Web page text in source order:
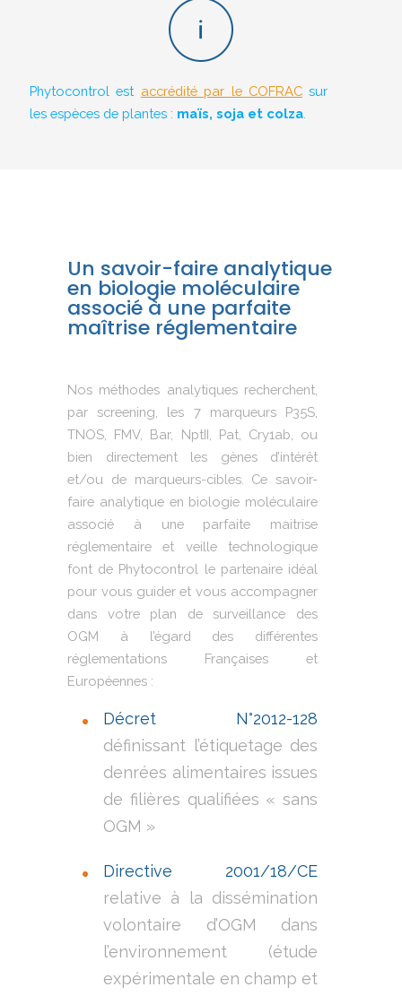
Phytocontrol est accrédité par le COFRACsur
les espèces de plantes : maïs, soja et colza
Un savoir-faire analytique
en biologie moléculaire
associé à une parfaite
maîtrise réglementaire
Nos méthodes analytiques recherchent,
par screening, les 7 marqueurs P35S,
TNOS, FMV, Bar, NptII, Pat, Cry1ab, ou
bien directement les gènes d’intérêt
et/ou de marqueurs-cibles. Ce savoir-
faire analytique en biologie moléculaire
associé à une parfaite maitrise
réglementaire et veille technologique
font de Phytocontrol le partenaire idéal
pour vous guider et vous accompagner
dans votre plan de surveillance des
OGM à l’égard des différentes
réglementations Françaises et
Européennes :
Décret N°2012-128
définissant l’étiquetage des
denrées alimentaires issues
de filières qualifiées « sans
OGM »
Directive 2001/18/CE
relative à la dissémination
volontaire d’OGM dans
l’environnement (étude
expérimentale en champ et